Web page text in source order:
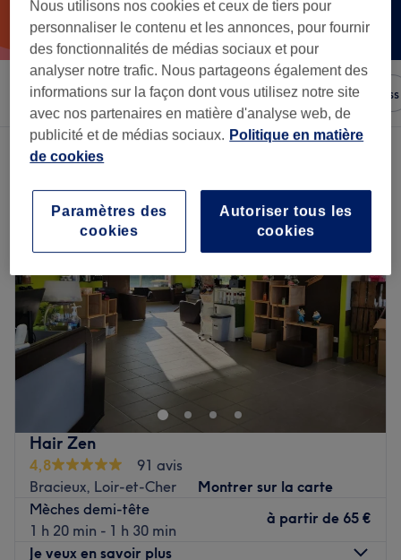
Trier par N'importe quel prix Salons Offres Express
Un établissement offrant:
mèches demi-tête femme à Centre-Val de Loire
Hair Zen
4,8
91 avis
Bracieux, Loir-et-Cher
Montrer sur la carte
Mèches demi-tête
1 h 20 min - 1 h 30 min
à partir de 65 €
Je veux en savoir plus
Nous utilisons nos cookies et ceux de tiers pour
personnaliser le contenu et les annonces, pour fournir
des fonctionnalités de médias sociaux et pour
analyser notre trafic. Nous partageons également des
informations sur la façon dont vous utilisez notre site
avec nos partenaires en matière d'analyse web, de
publicité et de médias sociaux. Politique en matière
de cookies
Autoriser tous les
cookies
Paramètres des
cookies